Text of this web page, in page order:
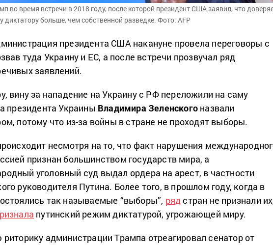
во время встречи в 2018 году, после которой президент США заявил, что
диктатору больше, чем собственной разведке. Фото: AFP
президента США накануне провела переговоры с
туда Украину и ЕС, а после встречи прозвучал ряд
заявлений.
вину за нападение на Украину с РФ переложили на саму
президента Украины Владимира Зеленского назвали
потому что из-за войны в стране не проходят выборы.
несмотря на то, что факт нарушения
признан большинством государств мира, а
уголовный суд выдал ордера на арест, в частности
руководителя Путина. Более того, в прошлом году, когда в
так называемые “выборы”, рядстран не признали
путинский режим диктатурой, угрожающей миру.
администрации Трампа отреагировал сенатор от